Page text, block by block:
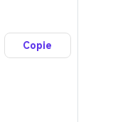
Copie